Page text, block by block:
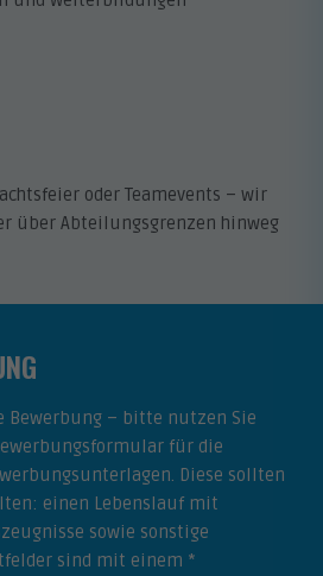
oder Teamevents – wir
über Abteilungsgrenzen hinweg
Bewerbung – bitte nutzen Sie
für die
Diese sollten
einen Lebenslauf mit
sowie sonstige
sind mit einem *